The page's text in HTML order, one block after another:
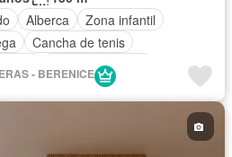
Alberca
Zona infantil
Cancha de tenis
Cocina equipada
Cuarto de servicio
- BERENICE